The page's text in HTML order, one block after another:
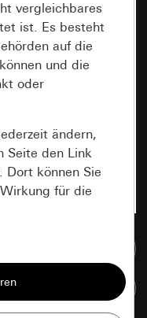
vergleichbares
ist. Es besteht
auf die
und die
oder
ändern,
Seite den Link
Dort können Sie
für die
um Ihnen die